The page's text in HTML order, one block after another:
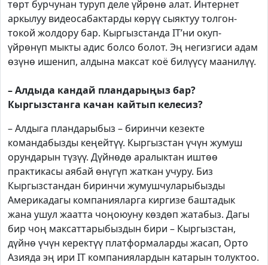
төрт бурчунан туруп деле үйрөнө алат. Интернет
аркылуу видеосабактарды көрүү сыяктуу толгон-
токой жолдору бар. Кыргызстанда IT’ни окуп-
үйрөнүп мыкты адис болсо болот. Эң негизгиси адам
өзүнө ишенип, алдына максат коё билүүсү маанилүү.
– Алдыда кандай пландарыңыз бар?
Кыргызстанга качан кайтып келесиз?
– Алдыга пландарыбыз – биринчи кезекте
командабызды кеңейтүү. Кыргызстан үчүн жумуш
орундарын түзүү. Дүйнөдө аралыктан иштөө
практикасы аябай өнүгүп жаткан учуру. Биз
Кыргызстандан биринчи жумушчуларыбызды
Америкадагы компанияларга киргизе баштадык
жана ушул жаатта чоңоюуну көздөп жатабыз. Дагы
бир чоң максаттарыбыздын бири – Кыргызстан,
дүйнө үчүн керектүү платформаларды жасап, Орто
Азияда эң ири IT компаниялардын катарын толуктоо.